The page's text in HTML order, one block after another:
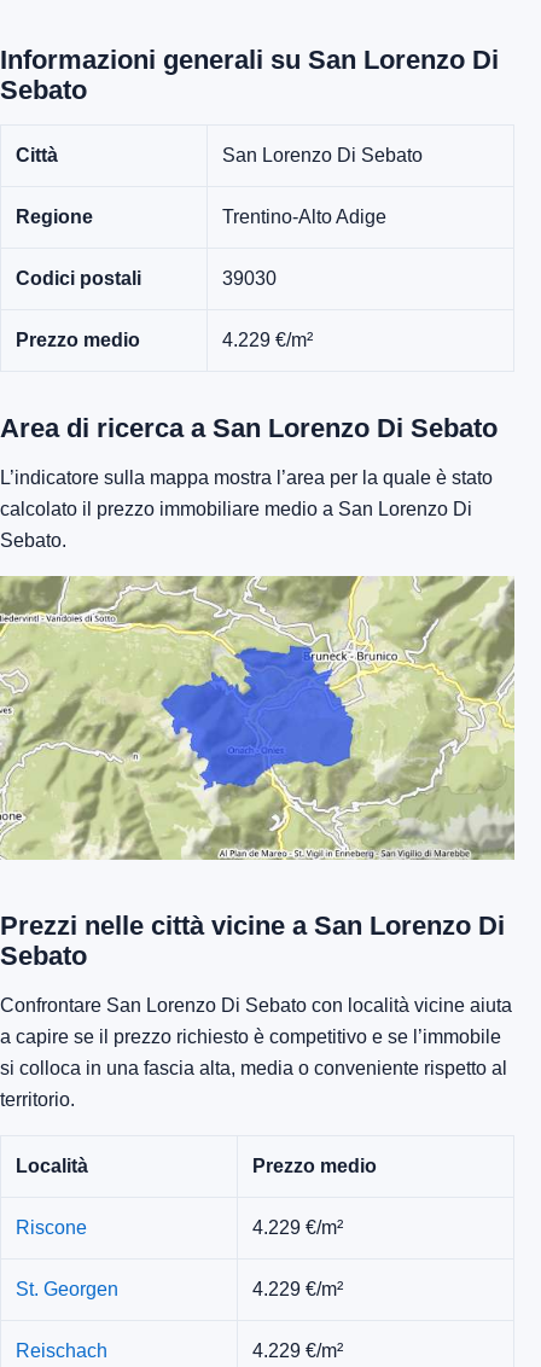
Informazioni generali su San Lorenzo Di
Sebato
Città San Lorenzo Di Sebato
Regione Trentino-Alto Adige
Codici postali 39030
Prezzo medio 4.229 €/m²
Area di ricerca a San Lorenzo Di Sebato
L’indicatore sulla mappa mostra l’area per la quale è stato
calcolato il prezzo immobiliare medio a San Lorenzo Di
Sebato.
Prezzi nelle città vicine a San Lorenzo Di
Sebato
Confrontare San Lorenzo Di Sebato con località vicine aiuta
a capire se il prezzo richiesto è competitivo e se l’immobile
si colloca in una fascia alta, media o conveniente rispetto al
territorio.
Località Prezzo medio
Riscone 4.229 €/m²
St. Georgen 4.229 €/m²
Reischach 4.229 €/m²